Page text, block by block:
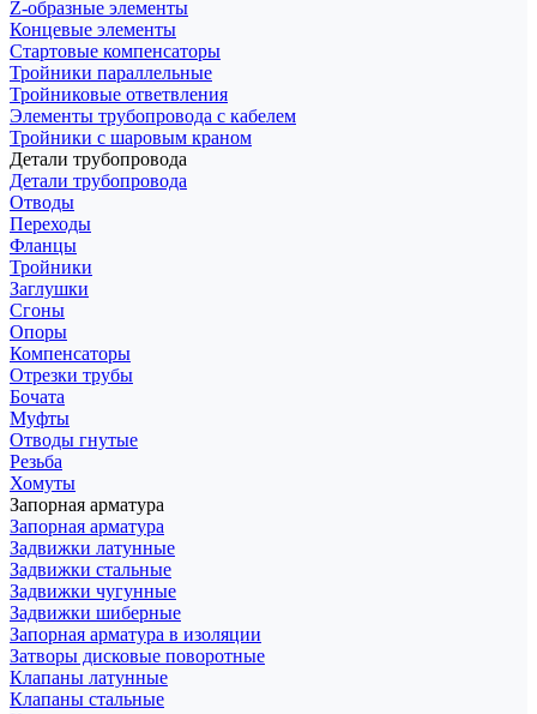
Z-образные элементы
Концевые элементы
Стартовые компенсаторы
Тройники параллельные
Тройниковые ответвления
Элементы трубопровода с кабелем
Тройники с шаровым краном
Детали трубопровода
Детали трубопровода
Отводы
Переходы
Фланцы
Тройники
Заглушки
Сгоны
Опоры
Компенсаторы
Отрезки трубы
Бочата
Муфты
Отводы гнутые
Резьба
Хомуты
Запорная арматура
Запорная арматура
Задвижки латунные
Задвижки стальные
Задвижки чугунные
Задвижки шиберные
Запорная арматура в изоляции
Затворы дисковые поворотные
Клапаны латунные
Клапаны стальные